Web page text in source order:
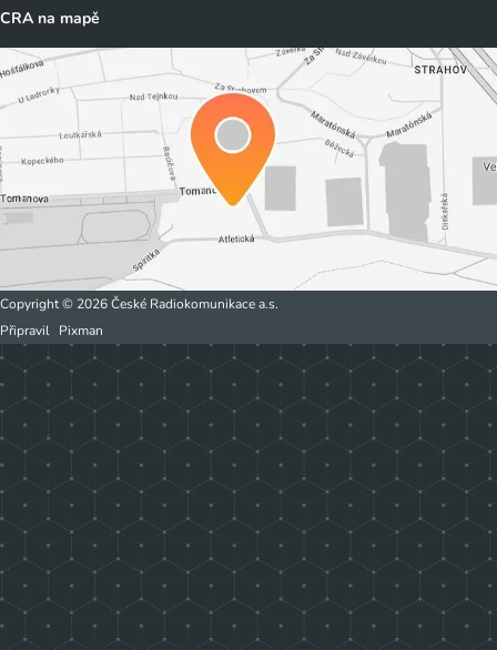
CRA na mapě
Copyright © 2026 České Radiokomunikace a.s.
Připravil Pixman